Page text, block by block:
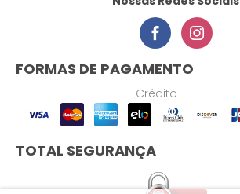
FORMAS DE PAGAMENTO
Crédito
TOTAL SEGURANÇA